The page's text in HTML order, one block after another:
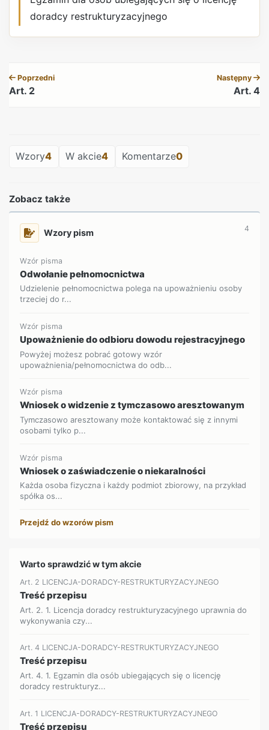
doradcy restrukturyzacyjnego
Poprzedni
Art. 2
Następny
Art. 4
Wzory4 W akcie4 Komentarze0
Zobacz także
Wzory pism 4
Wzór pisma
Odwołanie pełnomocnictwa
Udzielenie pełnomocnictwa polega na upoważnieniu osoby
trzeciej do r...
Wzór pisma
Upoważnienie do odbioru dowodu rejestracyjnego
Powyżej możesz pobrać gotowy wzór
upoważnienia/pełnomocnictwa do odb...
Wzór pisma
Wniosek o widzenie z tymczasowo aresztowanym
Tymczasowo aresztowany może kontaktować się z innymi
osobami tylko p...
Wzór pisma
Wniosek o zaświadczenie o niekaralności
Każda osoba fizyczna i każdy podmiot zbiorowy, na przykład
spółka os...
Przejdź do wzorów pism
Warto sprawdzić w tym akcie
Art. 2 LICENCJA-DORADCY-RESTRUKTURYZACYJNEGO
Treść przepisu
Art. 2. 1. Licencja doradcy restrukturyzacyjnego uprawnia do
wykonywania czy...
Art. 4 LICENCJA-DORADCY-RESTRUKTURYZACYJNEGO
Treść przepisu
Art. 4. 1. Egzamin dla osób ubiegających się o licencję
doradcy restrukturyz...
Art. 1 LICENCJA-DORADCY-RESTRUKTURYZACYJNEGO
Treść przepisu